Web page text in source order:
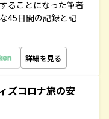
ることになった筆者
45日間の記録と記
詳細を見る
ズコロナ旅の安